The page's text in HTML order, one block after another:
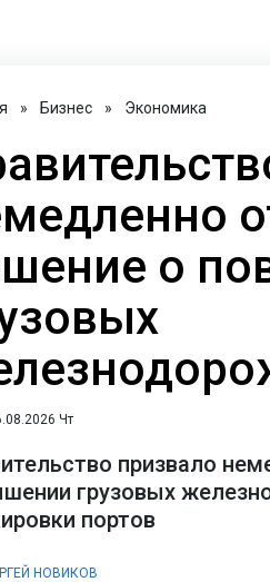
» Бизнес » Экономика
о
Чт
призвало
грузовых
портов
НОВИКОВ